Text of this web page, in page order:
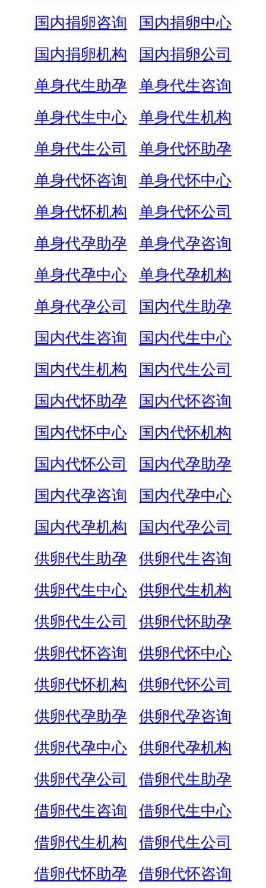
国内捐卵咨询
国内捐卵中心
国内捐卵机构
国内捐卵公司
单身代生助孕
单身代生咨询
单身代生中心
单身代生机构
单身代生公司
单身代怀助孕
单身代怀咨询
单身代怀中心
单身代怀机构
单身代怀公司
单身代孕助孕
单身代孕咨询
单身代孕中心
单身代孕机构
单身代孕公司
国内代生助孕
国内代生咨询
国内代生中心
国内代生机构
国内代生公司
国内代怀助孕
国内代怀咨询
国内代怀中心
国内代怀机构
国内代怀公司
国内代孕助孕
国内代孕咨询
国内代孕中心
国内代孕机构
国内代孕公司
供卵代生助孕
供卵代生咨询
供卵代生中心
供卵代生机构
供卵代生公司
供卵代怀助孕
供卵代怀咨询
供卵代怀中心
供卵代怀机构
供卵代怀公司
供卵代孕助孕
供卵代孕咨询
供卵代孕中心
供卵代孕机构
供卵代孕公司
借卵代生助孕
借卵代生咨询
借卵代生中心
借卵代生机构
借卵代生公司
借卵代怀助孕
借卵代怀咨询